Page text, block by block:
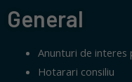
General
Anunturi de interes
Hotarari consiliu